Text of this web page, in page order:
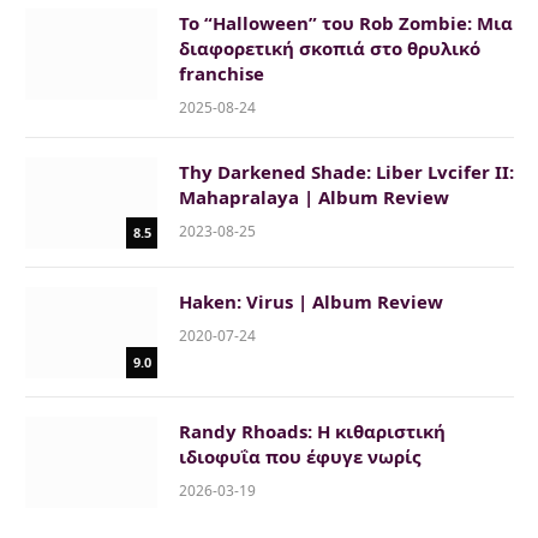
To “Halloween” του Rob Zombie: Μια
διαφορετική σκοπιά στο θρυλικό
franchise
2025-08-24
8.5
Thy Darkened Shade: Liber Lvcifer II:
Mahapralaya | Album Review
2023-08-25
9.0
Haken: Virus | Album Review
2020-07-24
Randy Rhoads: Η κιθαριστική
ιδιοφυΐα που έφυγε νωρίς
2026-03-19